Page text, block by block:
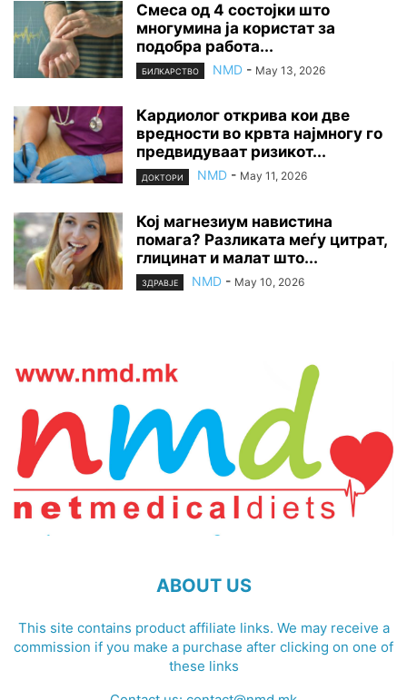
Смеса од 4 состојки што
многумина ја користат за
подобра работа...
БИЛКАРСТВО NMD - May 13, 2026
Кардиолог открива кои две
вредности во крвта најмногу го
предвидуваат ризикот...
ДОКТОРИ NMD - May 11, 2026
Кој магнезиум навистина
помага? Разликата меѓу цитрат,
глицинат и малат што...
ЗДРАВЈЕ NMD - May 10, 2026
ABOUT US
This site contains product affiliate links. We may receive a
commission if you make a purchase after clicking on one of
these links